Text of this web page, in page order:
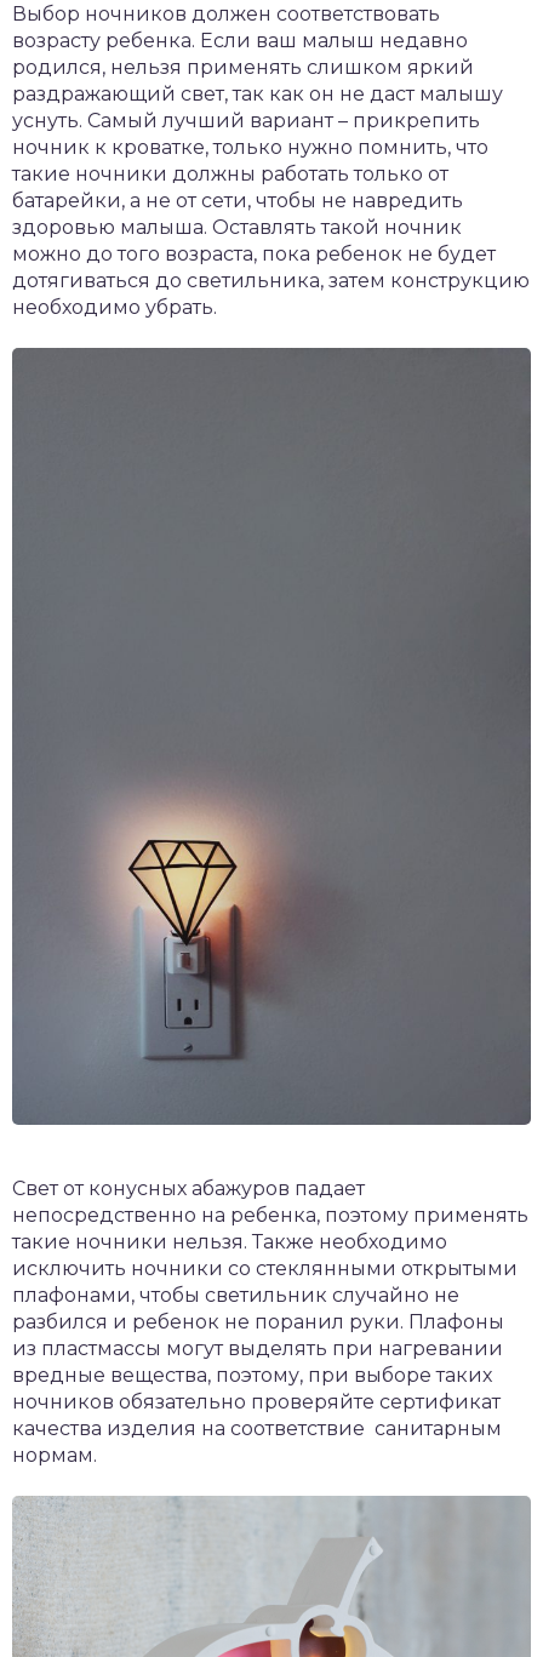
Выбор ночников должен соответствовать
возрасту ребенка. Если ваш малыш недавно
родился, нельзя применять слишком яркий
раздражающий свет, так как он не даст малышу
уснуть. Самый лучший вариант – прикрепить
ночник к кроватке, только нужно помнить, что
такие ночники должны работать только от
батарейки, а не от сети, чтобы не навредить
здоровью малыша. Оставлять такой ночник
можно до того возраста, пока ребенок не будет
дотягиваться до светильника, затем конструкцию
необходимо убрать.
Свет от конусных абажуров падает
непосредственно на ребенка, поэтому применять
такие ночники нельзя. Также необходимо
исключить ночники со стеклянными открытыми
плафонами, чтобы светильник случайно не
разбился и ребенок не поранил руки. Плафоны
из пластмассы могут выделять при нагревании
вредные вещества, поэтому, при выборе таких
ночников обязательно проверяйте сертификат
качества изделия на соответствие санитарным
нормам.